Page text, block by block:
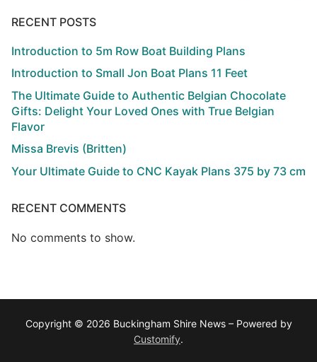
RECENT POSTS
Introduction to 5m Row Boat Building Plans
Introduction to Small Jon Boat Plans 11 Feet
The Ultimate Guide to Authentic Belgian Chocolate
Gifts: Delight Your Loved Ones with True Belgian
Flavor
Missa Brevis (Britten)
Your Ultimate Guide to CNC Kayak Plans 375 by 73 cm
RECENT COMMENTS
No comments to show.
Copyright © 2026 Buckingham Shire News – Powered by
Customify.